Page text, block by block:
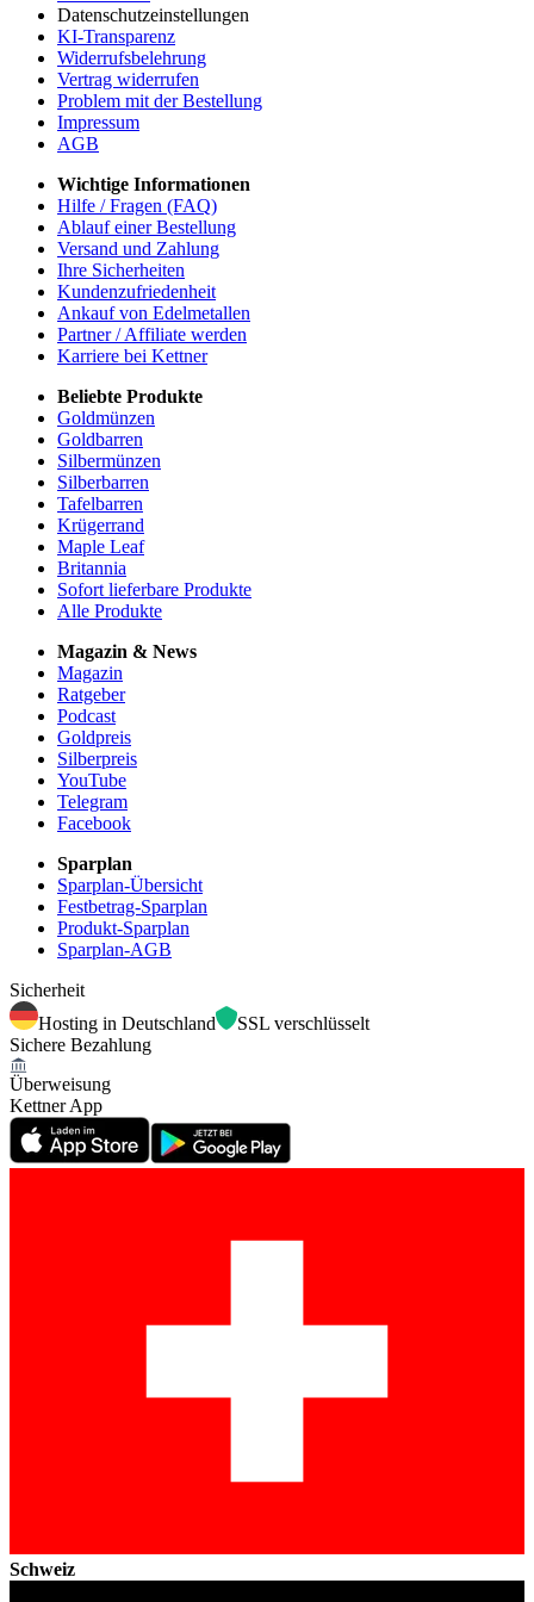
Datenschutzeinstellungen
KI-Transparenz
Widerrufsbelehrung
Vertrag widerrufen
Problem mit der Bestellung
Impressum
AGB
Wichtige Informationen
Hilfe / Fragen (FAQ)
Ablauf einer Bestellung
Versand und Zahlung
Ihre Sicherheiten
Kundenzufriedenheit
Ankauf von Edelmetallen
Partner / Affiliate werden
Karriere bei Kettner
Beliebte Produkte
Goldmünzen
Goldbarren
Silbermünzen
Silberbarren
Tafelbarren
Krügerrand
Maple Leaf
Britannia
Sofort lieferbare Produkte
Alle Produkte
Magazin & News
Magazin
Ratgeber
Podcast
Goldpreis
Silberpreis
YouTube
Telegram
Facebook
Sparplan
Sparplan-Übersicht
Festbetrag-Sparplan
Produkt-Sparplan
Sparplan-AGB
Sicherheit
Hosting in Deutschland
SSL verschlüsselt
Sichere Bezahlung
Überweisung
Kettner App
Schweiz